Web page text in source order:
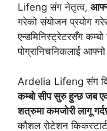
Lifeng संग नेतृत्व,
गरेको संयोजन प्रयोग
एन्डमिनिस्ट्रेटरसँग कम्बो
पोग्रानिचनिकलाई
Ardelia Lifeng संग
कम्बो सीप सुरु हुन्छ जब
शत्रुमा कमजोरी लागू
कौशल रोटेशन